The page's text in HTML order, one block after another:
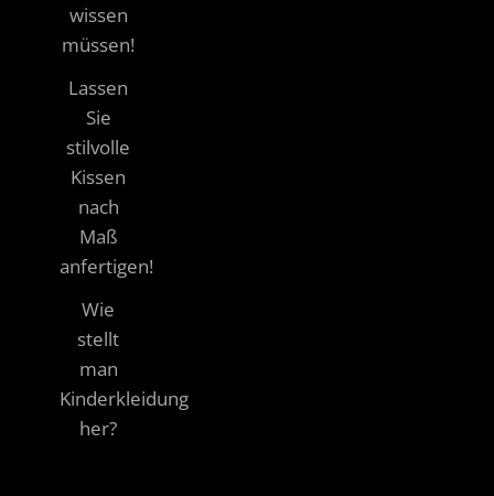
wissen
müssen!
Lassen
Sie
stilvolle
Kissen
nach
Maß
anfertigen!
Wie
stellt
man
Kinderkleidung
her?